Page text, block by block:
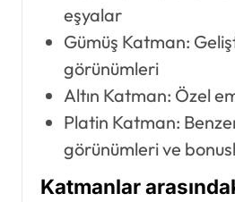
eşyalar
Gümüş Katman:
görünümleri
Altın Katman: Özel
Platin Katman:
görünümleri ve
Katmanlar